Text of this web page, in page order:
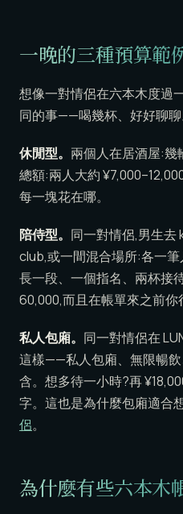
一晚的三種預算範
想像一對情侶在六本木度過
同的事——喝幾杯、好好聊聊
休閒型。 兩個人在居酒屋:幾
總額:兩人大約
每一塊花在哪。
陪侍型。 同一對情侶,男生
club,或一間混合場所:各一
長一段、一個指名、兩杯接
60,000,而且在帳單來之前你
私人包廂。 同一對情侶在
這樣——私人包廂、無限暢飲
含。想多待一小時?再
字。這也是為什麼包廂適合
侶。
為什麼有些六本木